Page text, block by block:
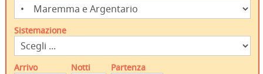
Sistemazione
Arrivo Notti Partenza